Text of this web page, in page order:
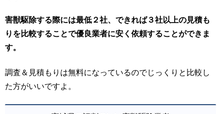
害獣駆除する際には最低２社、できれば３社以上の見積も
りを比較することで優良業者に安く依頼することができま
す。
調査＆見積もりは無料になっているのでじっくりと比較し
た方がいいですよ。